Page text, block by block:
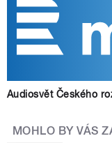
Audiosvět Českého
MOHLO BY VÁS